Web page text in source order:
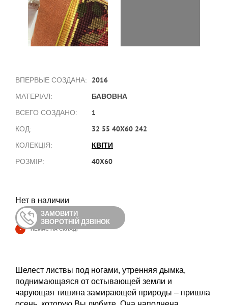
ВПЕРВЫЕ СОЗДАНА: 2016
МАТЕРІАЛ: БАВОВНА
ВСЕГО СОЗДАНО: 1
КОД: 32 55 40X60 242
КОЛЕКЦІЯ: КВІТИ
РОЗМІР: 40X60
Нет в наличии
ЗАМОВИТИ
ЗВОРОТНІЙ ДЗВІНОК
- НЕМАЄ НА СКЛАДІ
Шелест листвы под ногами, утренняя дымка,
поднимающаяся от остывающей земли и
чарующая тишина замирающей природы – пришла